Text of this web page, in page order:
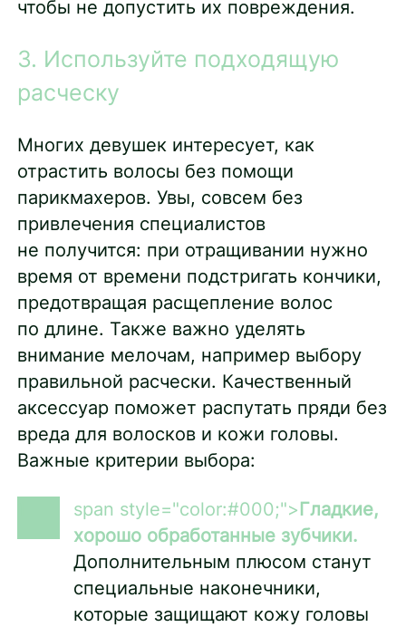
чтобы не допустить их повреждения.
3. Используйте подходящую
расческу
Многих девушек интересует, как
отрастить волосы без помощи
парикмахеров. Увы, совсем без
привлечения специалистов
не получится: при отращивании нужно
время от времени подстригать кончики,
предотвращая расщепление волос
по длине. Также важно уделять
внимание мелочам, например выбору
правильной расчески. Качественный
аксессуар поможет распутать пряди без
вреда для волосков и кожи головы.
Важные критерии выбора:
span style="color:#000;">Гладкие,
хорошо обработанные зубчики.
Дополнительным плюсом станут
специальные наконечники,
которые защищают кожу головы